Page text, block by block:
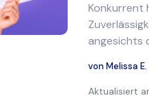
Facebook
Konkurrent
angesichts
vonMelissa
Aktualisiert